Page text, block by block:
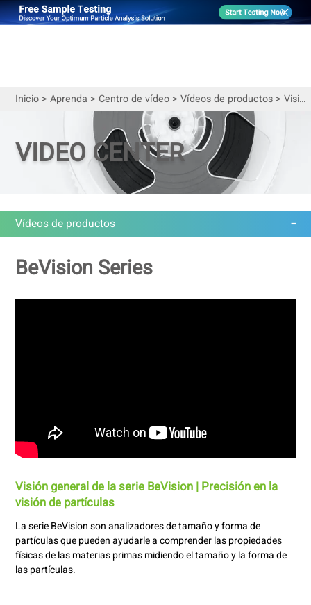
Inicio> Aprenda > Centro de vídeo> Vídeos de productos> Visión general de la serie BeVision | Precisión en la visión de partículas
VIDEO CENTER
Vídeos de productos
BeVision Series
Visión general de la serie BeVision | Precisión en la
visión de partículas
La serie BeVision son analizadores de tamaño y forma de
partículas que pueden ayudarle a comprender las propiedades
físicas de las materias primas midiendo el tamaño y la forma de
las partículas.